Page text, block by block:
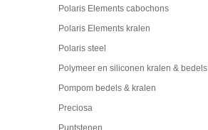
Polaris Elements cabochons
Polaris Elements kralen
Polaris steel
Polymeer en siliconen kralen & bedels
Pompom bedels & kralen
Preciosa
Puntstenen